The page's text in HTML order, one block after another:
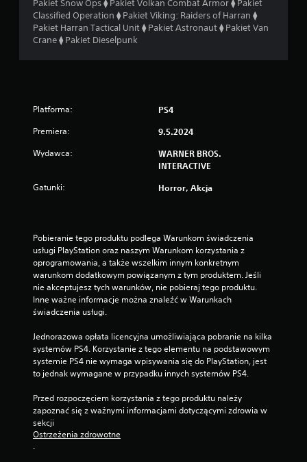
Pakiet Snow Ops ⧫ Pakiet Volkan Combat Armor ⧫ Pakiet
Classified Operation ⧫ Pakiet Viking: Raiders of Harran ⧫
Pakiet Harran Tactical Unit ⧫ Pakiet Astronaut ⧫ Pakiet Van
Crane ⧫ Pakiet Dieselpunk
Platforma: PS4
Premiera: 9.5.2024
Wydawca:
WARNER BROS.
INTERACTIVE
Gatunki: Horror, Akcja
Pobieranie tego produktu podlega Warunkom świadczenia
usługi PlayStation oraz naszym Warunkom korzystania z
oprogramowania, a także wszelkim innym konkretnym
warunkom dodatkowym powiązanym z tym produktem. Jeśli
nie akceptujesz tych warunków, nie pobieraj tego produktu.
Inne ważne informacje można znaleźć w Warunkach
świadczenia usługi.
Jednorazowa opłata licencyjna umożliwiająca pobranie na kilka
systemów PS4. Korzystanie z tego elementu na podstawowym
systemie PS4 nie wymaga wpisywania się do PlayStation, jest
to jednak wymagane w przypadku innych systemów PS4.
Przed rozpoczęciem korzystania z tego produktu należy
zapoznać się z ważnymi informacjami dotyczącymi zdrowia w
sekcji
Ostrzeżenia zdrowotne
.